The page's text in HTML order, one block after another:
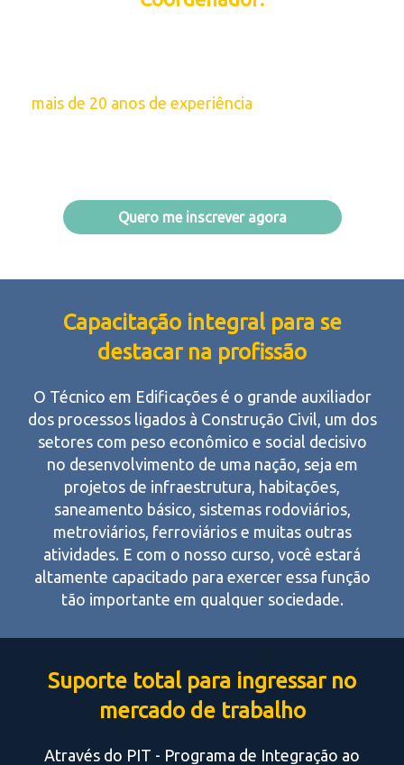
mais de 20 anos de experiência
Quero me inscrever agora
Capacitação integral para se
destacar na profissão
O Técnico em Edificações é o grande auxiliador
dos processos ligados à Construção Civil, um dos
setores com peso econômico e social decisivo
no desenvolvimento de uma nação, seja em
projetos de infraestrutura, habitações,
saneamento básico, sistemas rodoviários,
metroviários, ferroviários e muitas outras
atividades. E com o nosso curso, você estará
altamente capacitado para exercer essa função
tão importante em qualquer sociedade.
Suporte total para ingressar no
mercado de trabalho
Através do PIT - Programa de Integração ao